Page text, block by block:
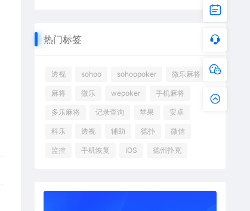
热门标签
透视 sohoo sohoopoker 微乐麻将
麻将 微乐 wepoker 手机麻将
多乐麻将 记录查询 苹果 安卓
科乐 透视 辅助 德扑 微信
监控 手机恢复 IOS 德州扑克